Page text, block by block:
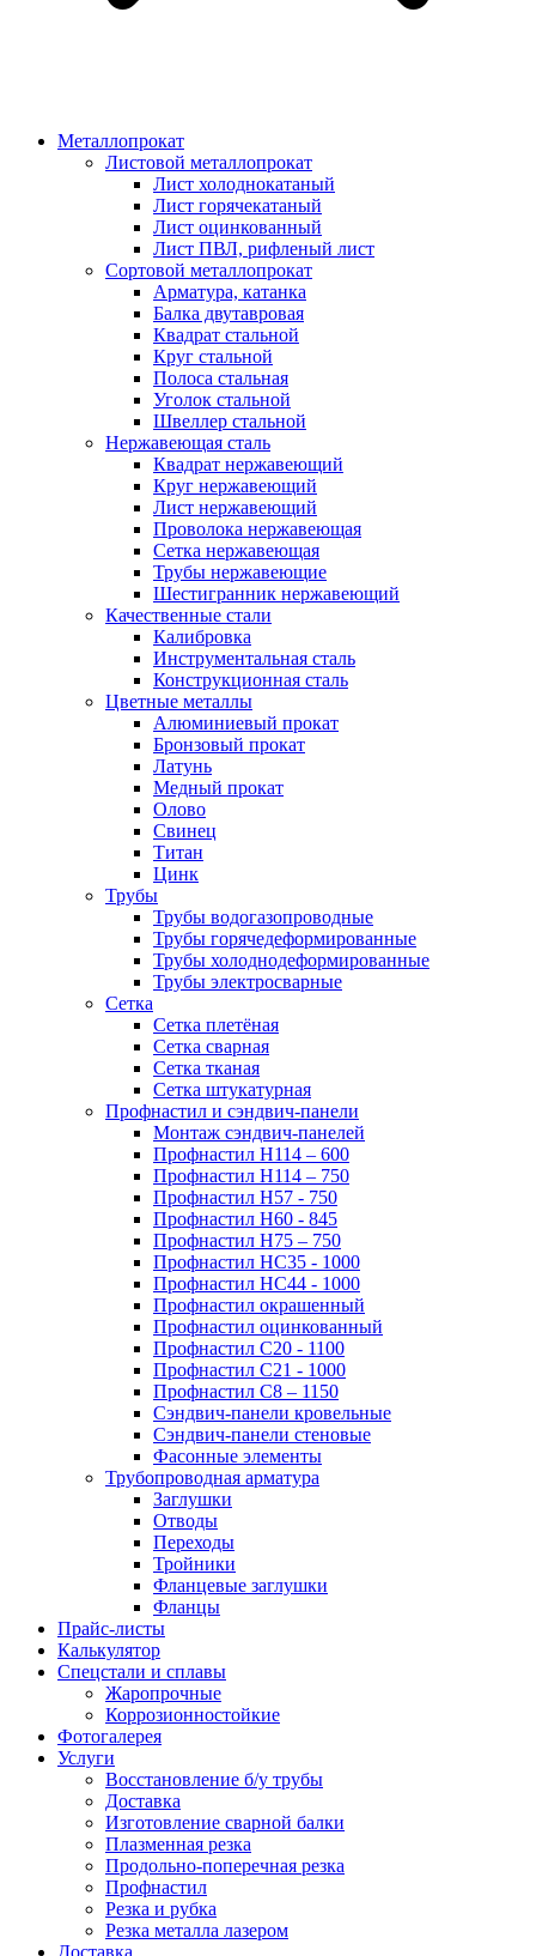
Металлопрокат
Листовой металлопрокат
Лист холоднокатаный
Лист горячекатаный
Лист оцинкованный
Лист ПВЛ, рифленый лист
Сортовой металлопрокат
Арматура, катанка
Балка двутавровая
Квадрат стальной
Круг стальной
Полоса стальная
Уголок стальной
Швеллер стальной
Нержавеющая сталь
Квадрат нержавеющий
Круг нержавеющий
Лист нержавеющий
Проволока нержавеющая
Сетка нержавеющая
Трубы нержавеющие
Шестигранник нержавеющий
Качественные стали
Калибровка
Инструментальная сталь
Конструкционная сталь
Цветные металлы
Алюминиевый прокат
Бронзовый прокат
Латунь
Медный прокат
Олово
Свинец
Титан
Цинк
Трубы
Трубы водогазопроводные
Трубы горячедеформированные
Трубы холоднодеформированные
Трубы электросварные
Сетка
Сетка плетёная
Сетка сварная
Сетка тканая
Сетка штукатурная
Профнастил и сэндвич-панели
Монтаж сэндвич-панелей
Профнастил Н114 – 600
Профнастил Н114 – 750
Профнастил Н57 - 750
Профнастил Н60 - 845
Профнастил Н75 – 750
Профнастил НС35 - 1000
Профнастил НС44 - 1000
Профнастил окрашенный
Профнастил оцинкованный
Профнастил С20 - 1100
Профнастил С21 - 1000
Профнастил С8 – 1150
Сэндвич-панели кровельные
Сэндвич-панели стеновые
Фасонные элементы
Трубопроводная арматура
Заглушки
Отводы
Переходы
Тройники
Фланцевые заглушки
Фланцы
Прайс-листы
Калькулятор
Спецстали и сплавы
Жаропрочные
Коррозионностойкие
Фотогалерея
Услуги
Восстановление б/у трубы
Доставка
Изготовление сварной балки
Плазменная резка
Продольно-поперечная резка
Профнастил
Резка и рубка
Резка металла лазером
Доставка